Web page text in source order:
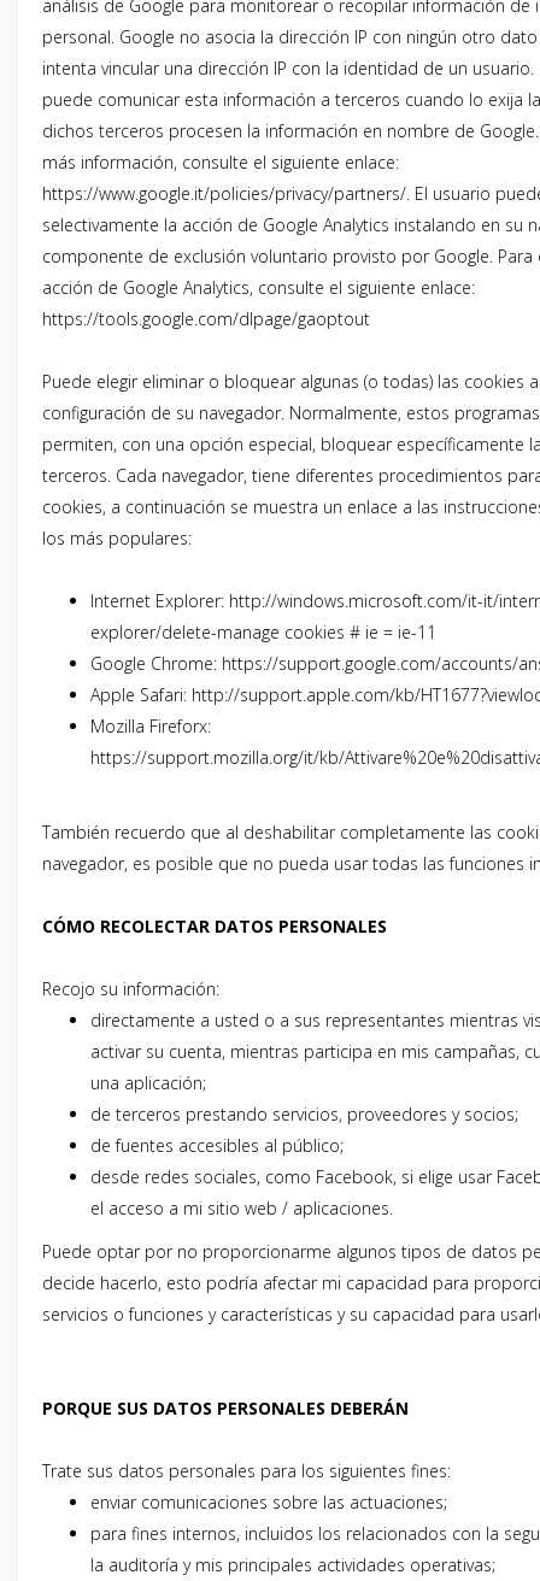
análisis de Google para monitorear o recopilar información de
personal. Google no asocia la dirección IP con ningún otro
intenta vincular una dirección IP con la identidad de un
puede comunicar esta información a terceros cuando lo exija
dichos terceros procesen la información en nombre de
más información, consulte el siguiente enlace:
https://www.google.it/policies/privacy/partners/. El usuario
selectivamente la acción de Google Analytics instalando en su
componente de exclusión voluntario provisto por Google. Para
acción de Google Analytics, consulte el siguiente enlace:
https://tools.google.com/dlpage/gaoptout
Puede elegir eliminar o bloquear algunas (o todas) las cookies
configuración de su navegador. Normalmente, estos
permiten, con una opción especial, bloquear específicamente
terceros. Cada navegador, tiene diferentes procedimientos
cookies, a continuación se muestra un enlace a las
los más populares:
Internet Explorer: http://windows.microsoft.com/it-it/
explorer/delete-manage cookies # ie = ie-11
Google Chrome: https://support.google.com/accounts/
Apple Safari: http://support.apple.com/kb/
Mozilla Fireforx:
https://support.mozilla.org/it/kb/
También recuerdo que al deshabilitar completamente las
navegador, es posible que no pueda usar todas las funciones
CÓMO RECOLECTAR DATOS PERSONALES
Recojo su información:
directamente a usted o a sus representantes mientras
activar su cuenta, mientras participa en mis campañas,
una aplicación;
de terceros prestando servicios, proveedores y socios;
de fuentes accesibles al público;
desde redes sociales, como Facebook, si elige usar
el acceso a mi sitio web / aplicaciones.
Puede optar por no proporcionarme algunos tipos de datos
decide hacerlo, esto podría afectar mi capacidad para
servicios o funciones y características y su capacidad para
PORQUE SUS DATOS PERSONALES DEBERÁN
Trate sus datos personales para los siguientes fines:
enviar comunicaciones sobre las actuaciones;
para fines internos, incluidos los relacionados con la
la auditoría y mis principales actividades operativas;